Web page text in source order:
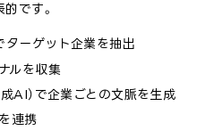
です。
ターゲット企業を抽出
ルを収集
AI）で企業ごとの文脈を生成
連携